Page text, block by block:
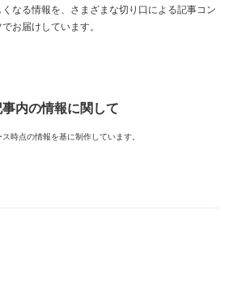
くなる情報を、さまざまな切り口による記事コン
お届けしています。
内の情報に関して
時点の情報を基に制作しています。